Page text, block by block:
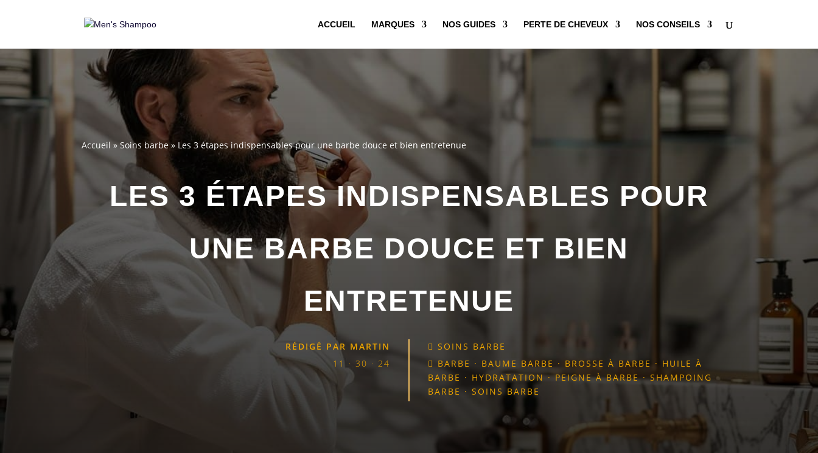
ACCUEIL MARQUES NOS GUIDES PERTE DE CHEVEUX NOS CONSEILS
Accueil »Soins barbe » Les 3 étapes indispensables pour une barbe douce et bien entretenue
LES 3 ÉTAPES INDISPENSABLES POUR
UNE BARBE DOUCE ET BIEN
ENTRETENUE
RÉDIGÉ PAR MARTIN
11 · 30 · 24
 SOINS BARBE
 BARBE · BAUME BARBE · BROSSE À BARBE · HUILE À
BARBE · HYDRATATION·PEIGNE À BARBE·SHAMPOING
BARBE · SOINS BARBE